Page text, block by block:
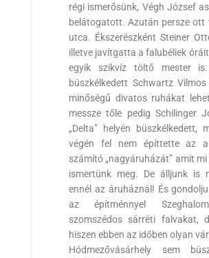
régi ismerősünk, Végh József
belátogatott. Azután persze ott
utca. Ékszerészként Steiner
illetve javítgatta a falubéliek
egyik szikvíz töltő mester is.
büszkélkedett Schwartz
minőségű divatos ruhákat
messze tőle pedig Schilinger
„Delta” helyén büszkélkedett,
végén fel nem építtette az
számító „nagyáruházát” amit mi
ismertünk meg. De álljunk is
ennél az áruháznál! És
az építménnyel
szomszédos sárréti falvakat,
hiszen ebben az időben olyan
Hódmezővásárhely sem